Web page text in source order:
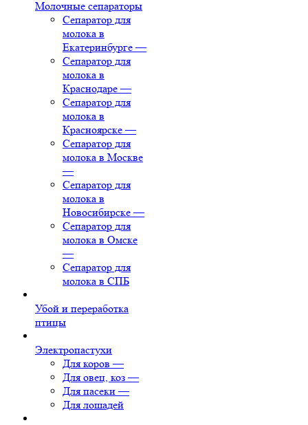
Молочные сепараторы
Сепаратор для
молока в
Екатеринбурге —
Сепаратор для
молока в
Краснодаре —
Сепаратор для
молока в
Красноярске —
Сепаратор для
молока в Москве
—
Сепаратор для
молока в
Новосибирске —
Сепаратор для
молока в Омске
—
Сепаратор для
молока в СПБ
Убой и переработка
птицы
Электропастухи
Для коров —
Для овец, коз —
Для пасеки —
Для лошадей